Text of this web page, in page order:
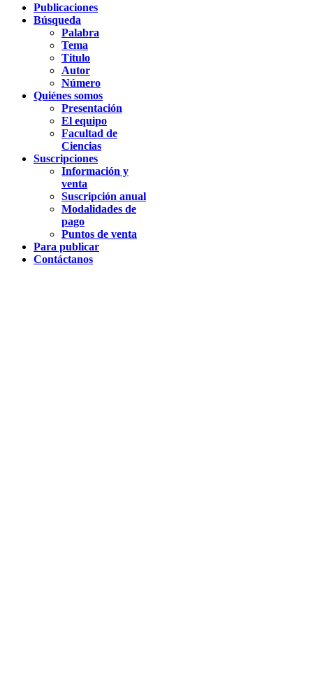
Publicaciones
Búsqueda
Palabra
Tema
Titulo
Autor
Número
Quiénes somos
Presentación
El equipo
Facultad de
Ciencias
Suscripciones
Información y
venta
Suscripción anual
Modalidades de
pago
Puntos de venta
Para publicar
Contáctanos